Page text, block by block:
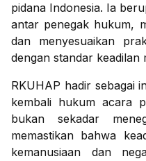
pidana Indonesia. Ia
antar penegak hukum,
dan menyesuaikan
dengan standar keadilan
RKUHAP hadir sebagai
kembali hukum acara
bukan sekadar
memastikan bahwa
kemanusiaan dan